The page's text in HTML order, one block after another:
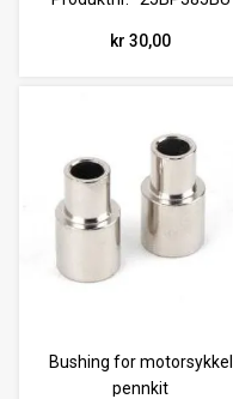
kr 30,00
Bushing for motorsykkel
pennkit